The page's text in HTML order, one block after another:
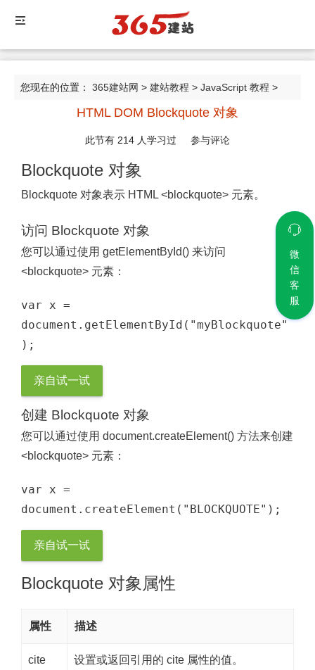
您现在的位置： 365建站网 > 建站教程 > JavaScript 教程 >
HTML DOM Blockquote 对象
HTML DOM Blockquote 对象
此节有 214 人学习过 参与评论
Blockquote 对象
Blockquote 对象表示 HTML <blockquote> 元素。
访问 Blockquote 对象
您可以通过使用 getElementById() 来访问
<blockquote> 元素：
var x =
document.getElementById("myBlockquote"
);
亲自试一试
创建 Blockquote 对象
您可以通过使用 document.createElement() 方法来创建
<blockquote> 元素：
var x =
document.createElement("BLOCKQUOTE");
亲自试一试
Blockquote 对象属性
属性 描述
cite 设置或返回引用的 cite 属性的值。
微
信
客
服